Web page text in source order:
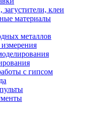
клеи
материалы
металлов
с гипсом